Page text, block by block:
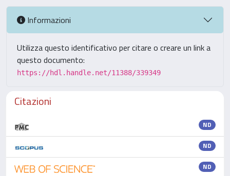
Informazioni
Utilizza questo identificativo per citare o creare un link a
questo documento:
https://hdl.handle.net/11388/339349
Citazioni
ND
ND
ND